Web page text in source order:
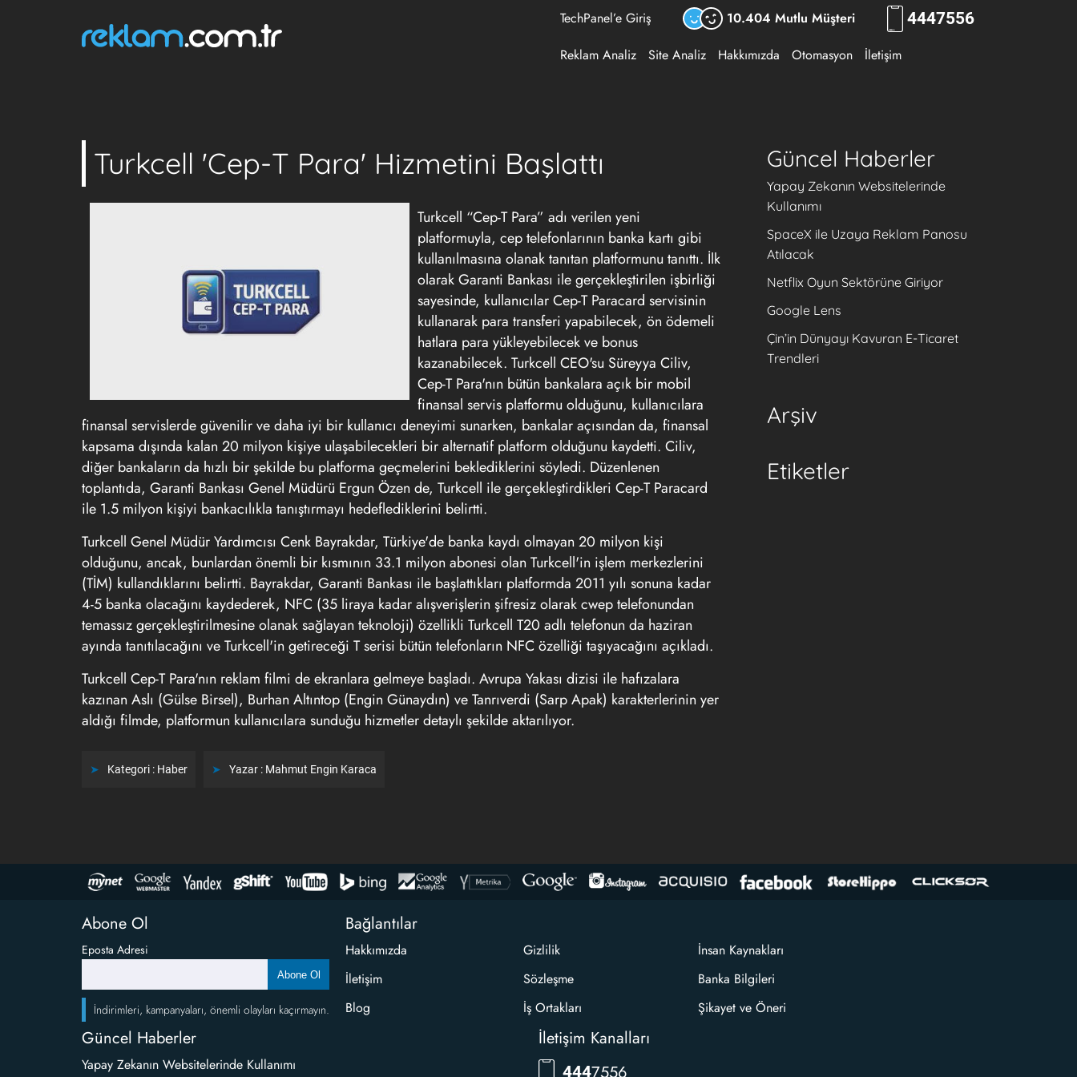
TechPanel’e Giriş 10.404 Mutlu Müşteri 444RKLM
Reklam Analiz Site Analiz Hakkımızda Otomasyon İletişim
Turkcell 'Cep-T Para' Hizmetini Başlattı
Turkcell “Cep-T Para” adı verilen yeni
platformuyla, cep telefonlarının banka kartı gibi
kullanılmasına olanak tanıtan platformunu tanıttı. İlk
olarak Garanti Bankası ile gerçekleştirilen işbirliği
sayesinde, kullanıcılar Cep-T Paracard servisinin
kullanarak para transferi yapabilecek, ön ödemeli
hatlara para yükleyebilecek ve bonus
kazanabilecek. Turkcell CEO'su Süreyya Ciliv,
Cep-T Para'nın bütün bankalara açık bir mobil
finansal servis platformu olduğunu, kullanıcılara
finansal servislerde güvenilir ve daha iyi bir kullanıcı deneyimi sunarken, bankalar açısından da, finansal
kapsama dışında kalan 20 milyon kişiye ulaşabilecekleri bir alternatif platform olduğunu kaydetti. Ciliv,
diğer bankaların da hızlı bir şekilde bu platforma geçmelerini beklediklerini söyledi. Düzenlenen
toplantıda, Garanti Bankası Genel Müdürü Ergun Özen de, Turkcell ile gerçekleştirdikleri Cep-T Paracard
ile 1.5 milyon kişiyi bankacılıkla tanıştırmayı hedeflediklerini belirtti.
Turkcell Genel Müdür Yardımcısı Cenk Bayrakdar, Türkiye'de banka kaydı olmayan 20 milyon kişi
olduğunu, ancak, bunlardan önemli bir kısmının 33.1 milyon abonesi olan Turkcell'in işlem merkezlerini
(TİM) kullandıklarını belirtti. Bayrakdar, Garanti Bankası ile başlattıkları platformda 2011 yılı sonuna kadar
4-5 banka olacağını kaydederek, NFC (35 liraya kadar alışverişlerin şifresiz olarak cwep telefonundan
temassız gerçekleştirilmesine olanak sağlayan teknoloji) özellikli Turkcell T20 adlı telefonun da haziran
ayında tanıtılacağını ve Turkcell'in getireceği T serisi bütün telefonların NFC özelliği taşıyacağını açıkladı.
Turkcell Cep-T Para'nın reklam filmi de ekranlara gelmeye başladı. Avrupa Yakası dizisi ile hafızalara
kazınan Aslı (Gülse Birsel), Burhan Altıntop (Engin Günaydın) ve Tanrıverdi (Sarp Apak) karakterlerinin yer
aldığı filmde, platformun kullanıcılara sunduğu hizmetler detaylı şekilde aktarılıyor.
Kategori : Haber Yazar : Mahmut Engin Karaca
Güncel Haberler
Yapay Zekanın Websitelerinde
Kullanımı
SpaceX ile Uzaya Reklam Panosu
Atılacak
Netflix Oyun Sektörüne Giriyor
Google Lens
Çin’in Dünyayı Kavuran E-Ticaret
Trendleri
Arşiv
Etiketler
Abone Ol
Eposta Adresi
Abone Ol
İndirimleri, kampanyaları, önemli olayları kaçırmayın.
Güncel Haberler
Yapay Zekanın Websitelerinde Kullanımı
Bağlantılar
Hakkımızda
İletişim
Blog
Gizlilik
Sözleşme
İş Ortakları
İnsan Kaynakları
Banka Bilgileri
Şikayet ve Öneri
İletişim Kanalları
444